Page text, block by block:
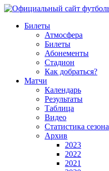
Билеты
Атмосфера
Билеты
Абонементы
Стадион
Как добраться?
Матчи
Календарь
Результаты
Таблица
Видео
Статистика сезона
Архив
2023
2022
2021